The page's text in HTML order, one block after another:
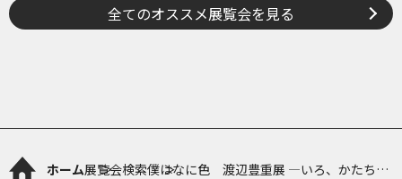
全てのオススメ展覧会を見る
ホーム展覧会検索僕はなに色 渡辺豊重展 ―いろ、かたち、